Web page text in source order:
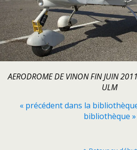
AERODROME DE VINON FIN JUIN
ULM
« précédent dans la
bibliothèque »